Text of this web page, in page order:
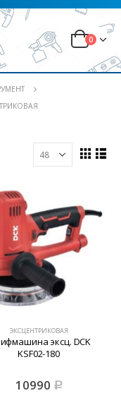
0
ЭКСЦЕНТРИКОВАЯ
эксц. DCK
KSF02-180
10990 Р